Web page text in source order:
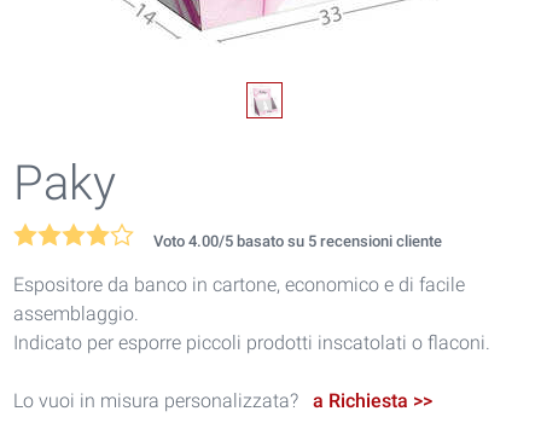
Paky
Voto 4.00/5 basato su 5 recensioni cliente
Espositore da banco in cartone, economico e di facile
assemblaggio.
Indicato per esporre piccoli prodotti inscatolati o flaconi.
Lo vuoi in misura personalizzata? a Richiesta >>